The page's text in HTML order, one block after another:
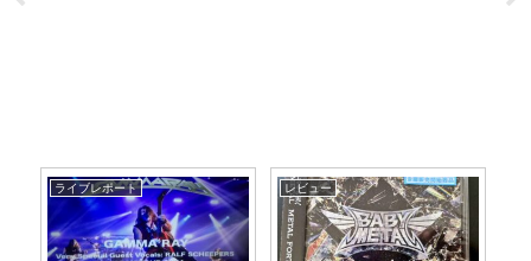
ライブレポート レビュー